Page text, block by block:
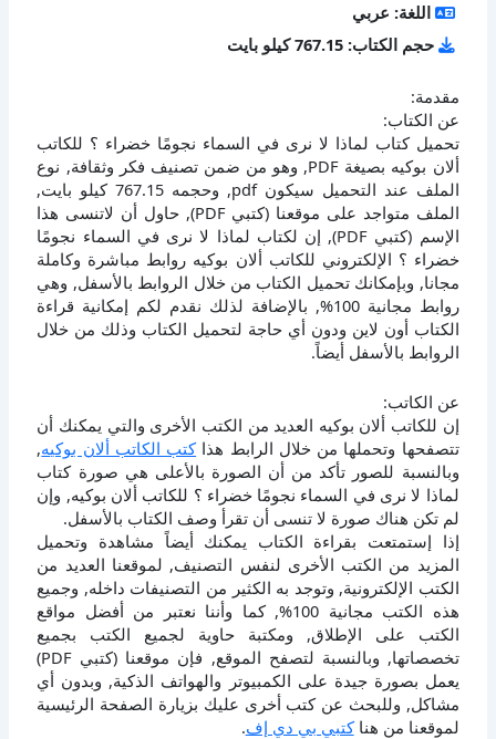
اللغة: عربي
حجم الكتاب: 767.15 كيلو بايت
مقدمة:
عن الكتاب:
تحميل كتاب لماذا لا نرى في السماء نجومًا خضراء ؟ للكاتب
ألان بوكيه بصيغة PDF, وهو من ضمن تصنيف فكر وثقافة, نوع
الملف عند التحميل سيكون pdf, وحجمه 767.15 كيلو بايت,
الملف متواجد على موقعنا (كتبي PDF), حاول أن لاتنسى هذا
الإسم (كتبي PDF), إن لكتاب لماذا لا نرى في السماء نجومًا
خضراء ؟ الإلكتروني للكاتب ألان بوكيه روابط مباشرة وكاملة
مجانا, وبإمكانك تحميل الكتاب من خلال الروابط بالأسفل, وهي
روابط مجانية 100%, بالإضافة لذلك نقدم لكم إمكانية قراءة
الكتاب أون لاين ودون أي حاجة لتحميل الكتاب وذلك من خلال
الروابط بالأسفل أيضاً.
عن الكاتب:
إن للكاتب ألان بوكيه العديد من الكتب الأخرى والتي يمكنك أن
تتصفحها وتحملها من خلال الرابط هذاكتب الكاتب ألان بوكيه,
وبالنسبة للصور تأكد من أن الصورة بالأعلى هي صورة كتاب
لماذا لا نرى في السماء نجومًا خضراء ؟ للكاتب ألان بوكيه, وإن
لم تكن هناك صورة لا تنسى أن تقرأ وصف الكتاب بالأسفل.
إذا إستمتعت بقراءة الكتاب يمكنك أيضاً مشاهدة وتحميل
المزيد من الكتب الأخرى لنفس التصنيف, لموقعنا العديد من
الكتب الإلكترونية, وتوجد به الكثير من التصنيفات داخله, وجميع
هذه الكتب مجانية 100%, كما وأننا نعتبر من أفضل مواقع
الكتب على الإطلاق, ومكتبة حاوية لجميع الكتب بجميع
تخصصاتها, وبالنسبة لتصفح الموقع, فإن موقعنا (كتبي PDF)
يعمل بصورة جيدة على الكمبيوتر والهواتف الذكية, وبدون أي
مشاكل, وللبحث عن كتب أخرى عليك بزيارة الصفحة الرئيسية
لموقعنا من هناكتبي بي دي إف.